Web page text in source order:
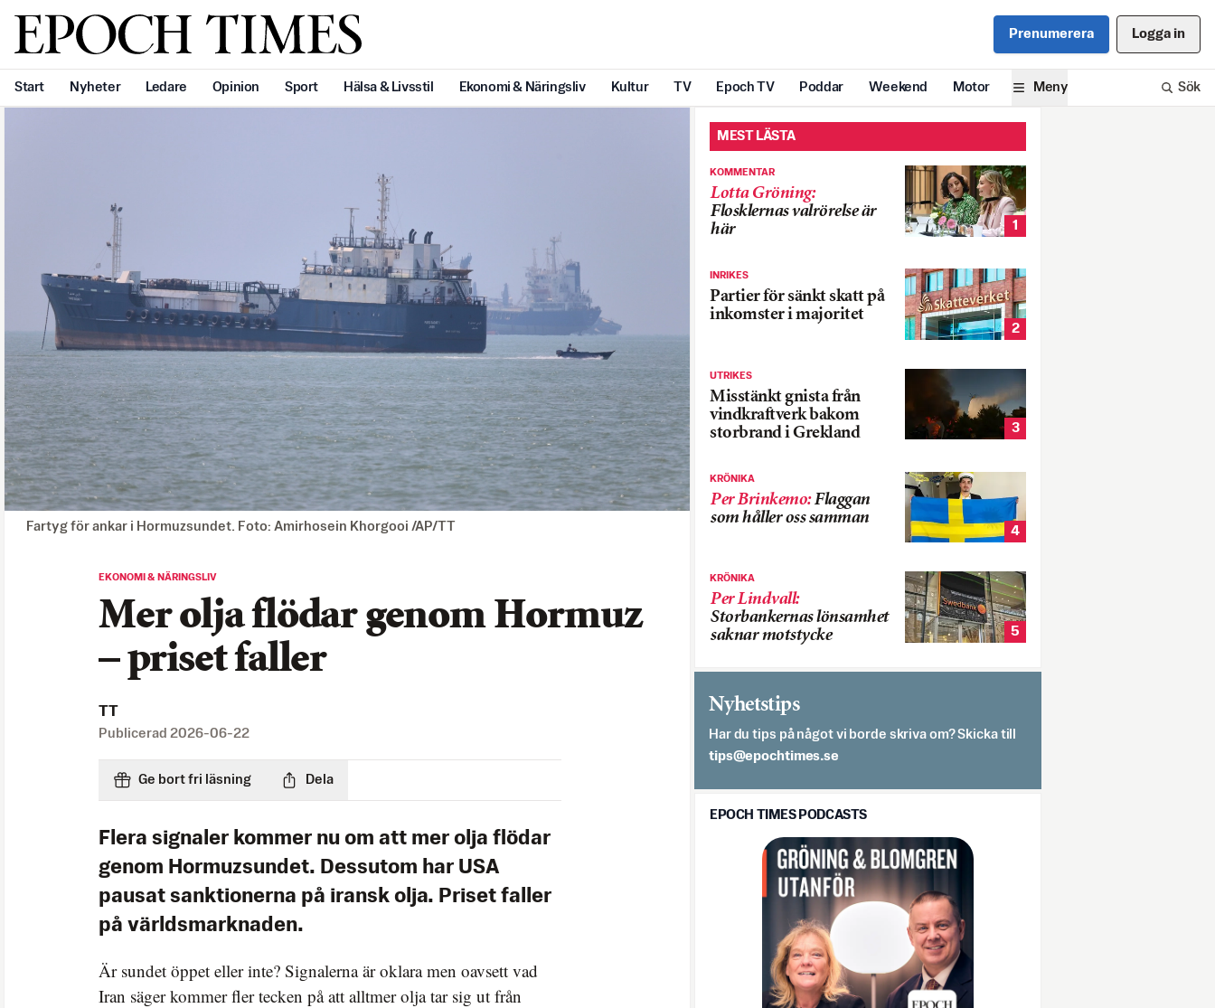
Svenska Epoch Times Prenumerera Logga in
Start Nyheter Ledare Opinion Sport Hälsa & Livsstil Ekonomi & Näringsliv Kultur TV Epoch TV Poddar Weekend Motor Meny Sök
Fartyg för ankar i Hormuzsundet. Foto: Amirhosein Khorgooi /AP/TT
EKONOMI & NÄRINGSLIV
Mer olja flödar genom Hormuz
– priset faller
TT
Publicerad 2026-06-22
Ge bort fri läsning Dela
Flera signaler kommer nu om att mer olja flödar
genom Hormuzsundet. Dessutom har USA
pausat sanktionerna på iransk olja. Priset faller
på världsmarknaden.
Är sundet öppet eller inte? Signalerna är oklara men oavsett vad
Iran säger kommer fler tecken på att alltmer olja tar sig ut från
MEST LÄSTA
KOMMENTAR
Lotta Gröning:
Flosklernas valrörelse är
här
1
INRIKES
Partier för sänkt skatt på
inkomster i majoritet
2
UTRIKES
Misstänkt gnista från
vindkraftverk bakom
storbrand i Grekland
3
KRÖNIKA
Per Brinkemo:Flaggan
som håller oss samman
4
KRÖNIKA
Per Lindvall:
Storbankernas lönsamhet
saknar motstycke
5
Nyhetstips
Har du tips på något vi borde skriva om? Skicka till
es.semithcope@spit
EPOCH TIMES PODCASTS